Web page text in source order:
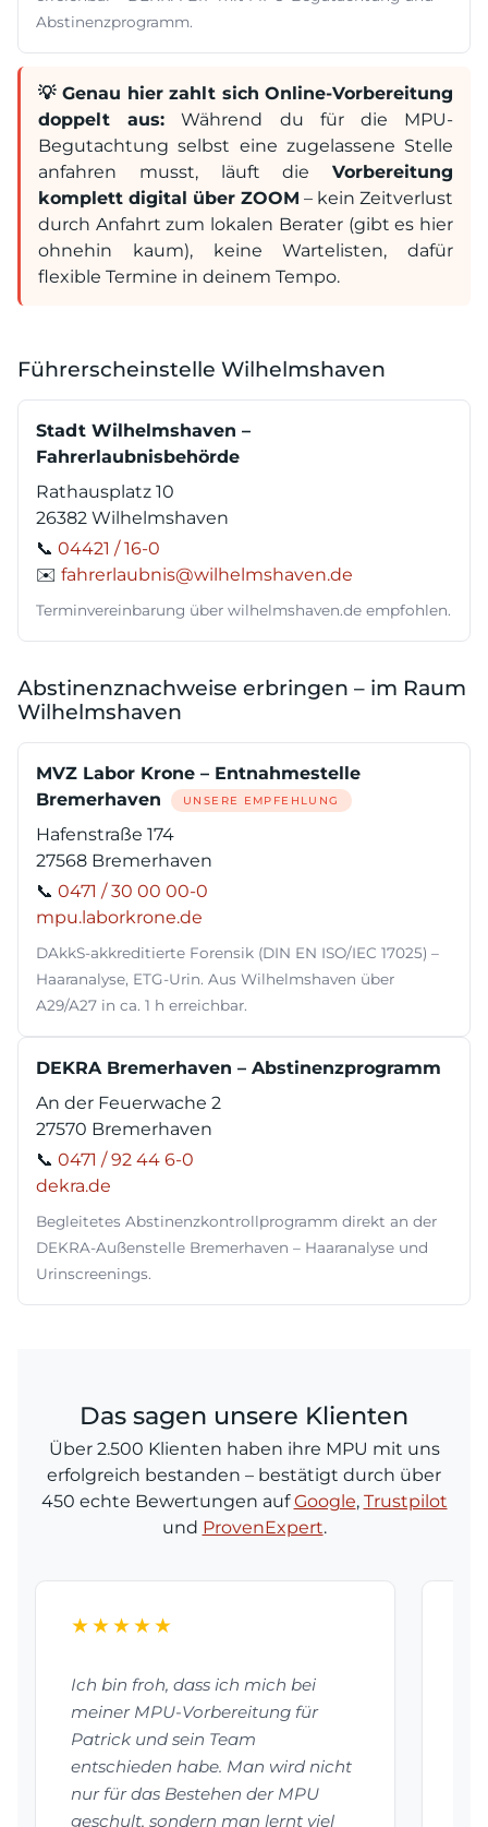
Abstinenzprogramm.
💡 Genau hier zahlt sich Online-Vorbereitung
doppelt aus: Während du für die MPU-
Begutachtung selbst eine zugelassene Stelle
anfahren musst, läuft die Vorbereitung
komplett digital über ZOOM – kein Zeitverlust
durch Anfahrt zum lokalen Berater (gibt es hier
ohnehin kaum), keine Wartelisten, dafür
flexible Termine in deinem Tempo.
Führerscheinstelle Wilhelmshaven
Stadt Wilhelmshaven –
Fahrerlaubnisbehörde
Rathausplatz 10
26382 Wilhelmshaven
📞 04421 / 16-0
✉️ fahrerlaubnis@wilhelmshaven.de
Terminvereinbarung über wilhelmshaven.de empfohlen.
Abstinenznachweise erbringen – im Raum
Wilhelmshaven
MVZ Labor Krone – Entnahmestelle
Bremerhaven
UNSERE EMPFEHLUNG
Hafenstraße 174
27568 Bremerhaven
📞 0471 / 30 00 00-0
mpu.laborkrone.de
DAkkS-akkreditierte Forensik (DIN EN ISO/IEC 17025) –
Haaranalyse, ETG-Urin. Aus Wilhelmshaven über
A29/A27 in ca. 1 h erreichbar.
DEKRA Bremerhaven – Abstinenzprogramm
An der Feuerwache 2
27570 Bremerhaven
📞 0471 / 92 44 6-0
dekra.de
Begleitetes Abstinenzkontrollprogramm direkt an der
DEKRA-Außenstelle Bremerhaven – Haaranalyse und
Urinscreenings.
Das sagen unsere Klienten
Über 2.500 Klienten haben ihre MPU mit uns
erfolgreich bestanden – bestätigt durch über
450 echte Bewertungen aufGoogle, Trustpilot
und ProvenExpert.
★★★★★
Ich bin froh, dass ich mich bei
meiner MPU-Vorbereitung für
Patrick und sein Team
entschieden habe. Man wird nicht
nur für das Bestehen der MPU
geschult, sondern man lernt viel